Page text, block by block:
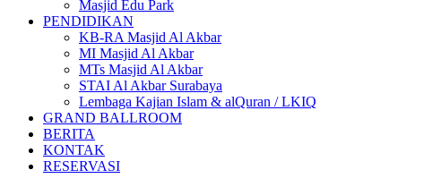
Masjid Edu Park
PENDIDIKAN
KB-RA Masjid Al Akbar
MI Masjid Al Akbar
MTs Masjid Al Akbar
STAI Al Akbar Surabaya
Lembaga Kajian Islam & alQuran / LKIQ
GRAND BALLROOM
BERITA
KONTAK
RESERVASI